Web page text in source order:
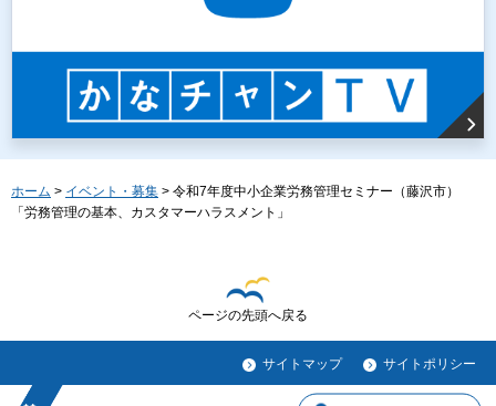
ホーム > イベント・募集 > 令和7年度中小企業労務管理セミナー（藤沢市）
「労務管理の基本、カスタマーハラスメント」
ページの先頭へ戻る
サイトマップ サイトポリシー